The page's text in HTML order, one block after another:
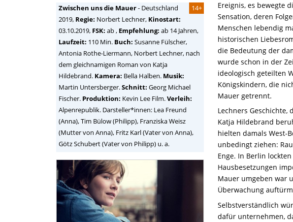
Ereignis, es bewegte
Sensation, deren
Menschen lebendig
historischen
die Bedeutung der
wurde schon in der
ideologisch geteilten
Königskindern, die
Mauer getrennt.
Lechners Geschichte,
Katja Hildebrand
hielten damals West-
unbedingt ziehen:
Enge. In Berlin
Hausbesetzungen
Mauer umgeben war
Überwachung
Selbstverständlich
dafür unternehmen,
14+
Zwischen uns die Mauer- Deutschland
2019, Regie: Norbert Lechner, Kinostart:
03.10.2019, FSK: ab , Empfehlung: ab 14 Jahren,
Laufzeit: 110 Min. Buch: Susanne Fülscher,
Antonia Rothe-Liermann, Norbert Lechner, nach
dem gleichnamigen Roman von Katja
Hildebrand. Kamera: Bella Halben. Musik:
Martin Untersberger.Schnitt: Georg Michael
Fischer. Produktion: Kevin Lee Film.Verleih:
Alpenrepublik. Darsteller*innen: Lea Freund
(Anna), Tim Bülow (Philipp), Franziska Weisz
(Mutter von Anna), Fritz Karl (Vater von Anna),
Götz Schubert (Vater von Philipp) u. a.